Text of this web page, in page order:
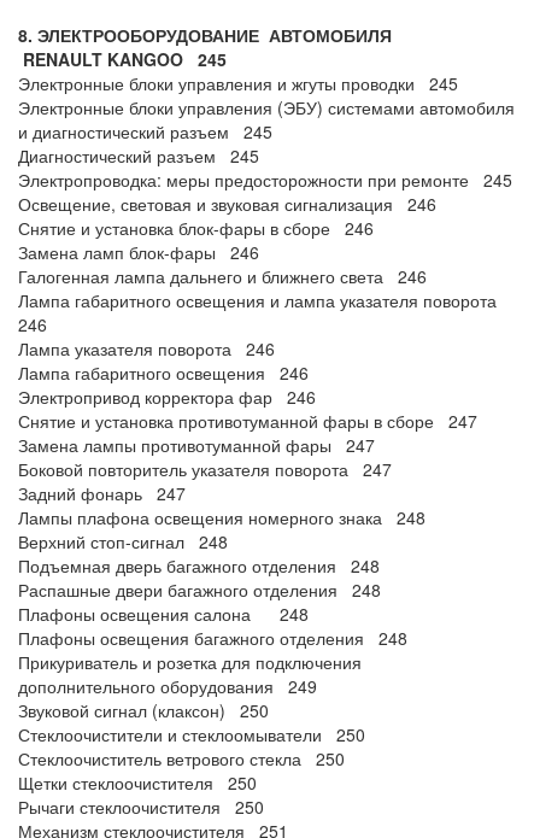
8. ЭЛЕКТРООБОРУДОВАНИЕ АВТОМОБИЛЯ
RENAULT KANGOO 245
Электронные блоки управления и жгуты проводки 245
Электронные блоки управления (ЭБУ) системами автомобиля
и диагностический разъем 245
Диагностический разъем 245
Электропроводка: меры предосторожности при ремонте 245
Освещение, световая и звуковая сигнализация 246
Снятие и установка блок-фары в сборе 246
Замена ламп блок-фары 246
Галогенная лампа дальнего и ближнего света 246
Лампа габаритного освещения и лампа указателя поворота
246
Лампа указателя поворота 246
Лампа габаритного освещения 246
Электропривод корректора фар 246
Снятие и установка противотуманной фары в сборе 247
Замена лампы противотуманной фары 247
Боковой повторитель указателя поворота 247
Задний фонарь 247
Лампы плафона освещения номерного знака 248
Верхний стоп-сигнал 248
Подъемная дверь багажного отделения 248
Распашные двери багажного отделения 248
Плафоны освещения салона 248
Плафоны освещения багажного отделения 248
Прикуриватель и розетка для подключения
дополнительного оборудования 249
Звуковой сигнал (клаксон) 250
Стеклоочистители и стеклоомыватели 250
Стеклоочиститель ветрового стекла 250
Щетки стеклоочистителя 250
Рычаги стеклоочистителя 250
Механизм стеклоочистителя 251